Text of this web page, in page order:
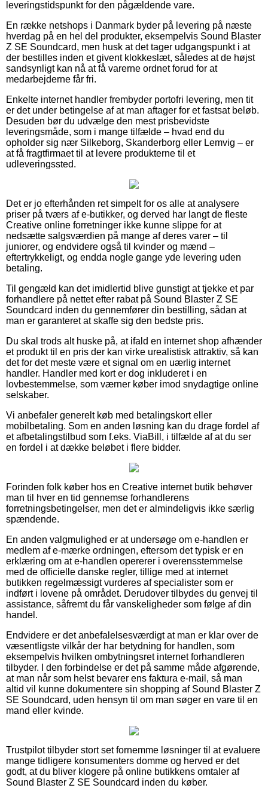
leveringstidspunkt for den pågældende vare.
En række netshops i Danmark byder på levering på næste
hverdag på en hel del produkter, eksempelvis Sound Blaster
Z SE Soundcard, men husk at det tager udgangspunkt i at
der bestilles inden et givent klokkeslæt, således at de højst
sandsynligt kan nå at få varerne ordnet forud for at
medarbejderne får fri.
Enkelte internet handler frembyder portofri levering, men tit
er det under betingelse af at man aftager for et fastsat beløb.
Desuden bør du udvælge den mest prisbevidste
leveringsmåde, som i mange tilfælde – hvad end du
opholder sig nær Silkeborg, Skanderborg eller Lemvig – er
at få fragtfirmaet til at levere produkterne til et
udleveringssted.
Det er jo efterhånden ret simpelt for os alle at analysere
priser på tværs af e-butikker, og derved har langt de fleste
Creative online forretninger ikke kunne slippe for at
nedsætte salgsværdien på mange af deres varer – til
juniorer, og endvidere også til kvinder og mænd –
eftertrykkeligt, og endda nogle gange yde levering uden
betaling.
Til gengæld kan det imidlertid blive gunstigt at tjekke et par
forhandlere på nettet efter rabat på Sound Blaster Z SE
Soundcard inden du gennemfører din bestilling, sådan at
man er garanteret at skaffe sig den bedste pris.
Du skal trods alt huske på, at ifald en internet shop afhænder
et produkt til en pris der kan virke urealistisk attraktiv, så kan
det for det meste være et signal om en uærlig internet
handler. Handler med kort er dog inkluderet i en
lovbestemmelse, som værner køber imod snydagtige online
selskaber.
Vi anbefaler generelt køb med betalingskort eller
mobilbetaling. Som en anden løsning kan du drage fordel af
et afbetalingstilbud som f.eks. ViaBill, i tilfælde af at du ser
en fordel i at dække beløbet i flere bidder.
Forinden folk køber hos en Creative internet butik behøver
man til hver en tid gennemse forhandlerens
forretningsbetingelser, men det er almindeligvis ikke særlig
spændende.
En anden valgmulighed er at undersøge om e-handlen er
medlem af e-mærke ordningen, eftersom det typisk er en
erklæring om at e-handlen opererer i overensstemmelse
med de officielle danske regler, tillige med at internet
butikken regelmæssigt vurderes af specialister som er
indført i lovene på området. Derudover tilbydes du genvej til
assistance, såfremt du får vanskeligheder som følge af din
handel.
Endvidere er det anbefalelsesværdigt at man er klar over de
væsentligste vilkår der har betydning for handlen, som
eksempelvis hvilken ombytningsret internet forhandleren
tilbyder. I den forbindelse er det på samme måde afgørende,
at man når som helst bevarer ens faktura e-mail, så man
altid vil kunne dokumentere sin shopping af Sound Blaster Z
SE Soundcard, uden hensyn til om man søger en vare til en
mand eller kvinde.
Trustpilot tilbyder stort set fornemme løsninger til at evaluere
mange tidligere konsumenters domme og herved er det
godt, at du bliver klogere på online butikkens omtaler af
Sound Blaster Z SE Soundcard inden du køber.